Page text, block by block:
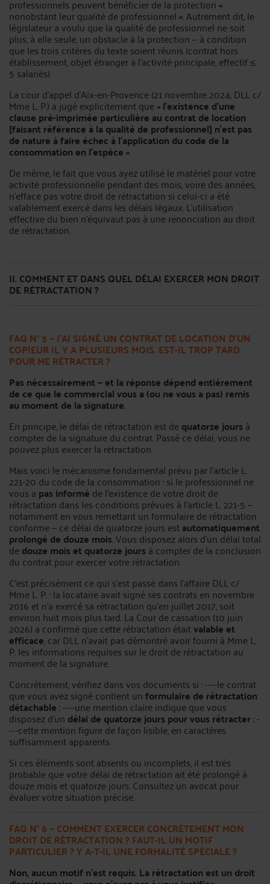
professionnels peuvent bénéficier de la protection«
nonobstant leur qualité de professionnel». Autrement dit, le
législateur a voulu que la qualité de professionnel ne soit
plus, à elle seule, un obstacle à la protection — à condition
que les trois critères du texte soient réunis (contrat hors
établissement, objet étranger à l’activité principale, effectif ≤
5 salariés).
La cour d’appel d’Aix-en-Provence (21 novembre 2024, DLL c/
Mme L. P.) a jugé explicitement que« l’existence d’une
clause pré-imprimée particulière au contrat de location
[faisant référence à la qualité de professionnel] n’est pas
de nature à faire échec à l’application du code de la
consommation en l’espèce ».
De même, le fait que vous ayez utilisé le matériel pour votre
activité professionnelle pendant des mois, voire des années,
n’efface pas votre droit de rétractation si celui-ci a été
valablement exercé dans les délais légaux. L’utilisation
effective du bien n’équivaut pas à une renonciation au droit
de rétractation.
II. COMMENT ET DANS QUEL DÉLAI EXERCER MON DROIT
DE RÉTRACTATION ?
FAQ N° 5 — J’AI SIGNÉ UN CONTRAT DE LOCATION D’UN
COPIEUR IL Y A PLUSIEURS MOIS. EST-IL TROP TARD
POUR ME RÉTRACTER ?
Pas nécessairement — et la réponse dépend entièrement
de ce que le commercial vous a (ou ne vous a pas) remis
au moment de la signature.
En principe, le délai de rétractation est dequatorze jours à
compter de la signature du contrat. Passé ce délai, vous ne
pouvez plus exercer la rétractation.
Mais voici le mécanisme fondamental prévu par l’article L.
221-20 du code de la consommation : si le professionnel ne
vous a pas informé de l’existence de votre droit de
rétractation dans les conditions prévues à l’article L. 221-5 —
notamment en vous remettant un formulaire de rétractation
conforme — ce délai de quatorze jours estautomatiquement
prolongé de douze mois. Vous disposez alors d’un délai total
dedouze mois et quatorze jours à compter de la conclusion
du contrat pour exercer votre rétractation.
C’est précisément ce qui s’est passé dans l’affaire DLL c/
Mme L. P. : la locataire avait signé ses contrats en novembre
2016 et n’a exercé sa rétractation qu’en juillet 2017, soit
environ huit mois plus tard. La Cour de cassation (10 juin
2026) a confirmé que cette rétractation étaitvalable et
efficace, car DLL n’avait pas démontré avoir fourni à Mme L.
P. les informations requises sur le droit de rétractation au
moment de la signature.
Concrètement, vérifiez dans vos documents si : ----le contrat
que vous avez signé contient unformulaire de rétractation
détachable; ----une mention claire indique que vous
disposez d’un délai de quatorze jours pour vous rétracter; -
---cette mention figure de façon lisible, en caractères
suffisamment apparents.
Si ces éléments sont absents ou incomplets, il est très
probable que votre délai de rétractation ait été prolongé à
douze mois et quatorze jours. Consultez un avocat pour
évaluer votre situation précise.
FAQ N° 6 — COMMENT EXERCER CONCRÈTEMENT MON
DROIT DE RÉTRACTATION ? FAUT-IL UN MOTIF
PARTICULIER ? Y A-T-IL UNE FORMALITÉ SPÉCIALE ?
Non, aucun motif n’est requis. La rétractation est un droit